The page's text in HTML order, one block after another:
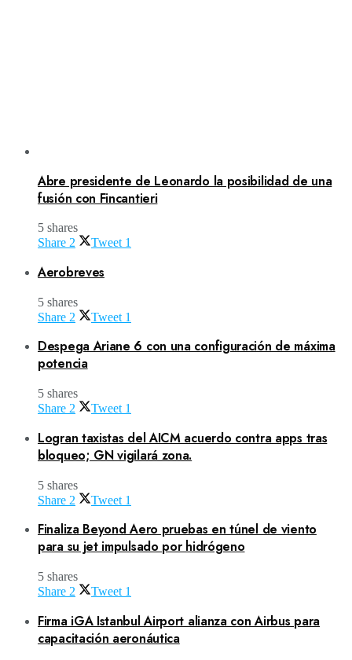
Abre presidente de Leonardo la posibilidad de una
fusión con Fincantieri
5 shares
Share 2 Tweet 1
Aerobreves
5 shares
Share 2 Tweet 1
Despega Ariane 6 con una configuración de máxima
potencia
5 shares
Share 2 Tweet 1
Logran taxistas del AICM acuerdo contra apps tras
bloqueo; GN vigilará zona.
5 shares
Share 2 Tweet 1
Finaliza Beyond Aero pruebas en túnel de viento
para su jet impulsado por hidrógeno
5 shares
Share 2 Tweet 1
Firma iGA Istanbul Airport alianza con Airbus para
capacitación aeronáutica